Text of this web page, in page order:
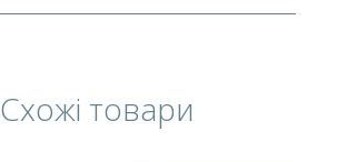
Схожі товари